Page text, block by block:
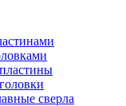
сверла